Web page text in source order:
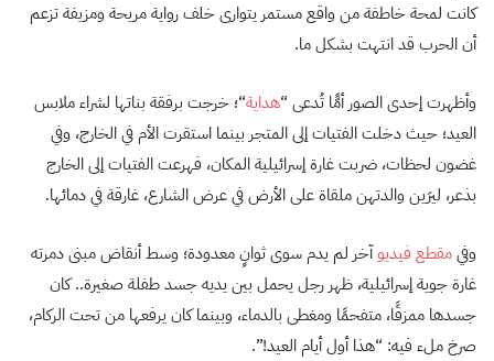
كانت لمحة خاطفة من واقع مستمر يتوارى خلف رواية مريحة ومزيفة تزعم
أن الحرب قد انتهت بشكل ما.
وأظهرت إحدى الصور أمًّا تُدعى “هداية“؛ خرجت برفقة بناتها لشراء ملابس
العيد؛ حيث دخلت الفتيات إلى المتجر بينما استقرت الأم في الخارج، وفي
غضون لحظات، ضربت غارة إسرائيلية المكان، فهرعت الفتيات إلى الخارج
بذعر، ليرَين والدتهن ملقاة على الأرض في عرض الشارع، غارقة في دمائها.
وفيمقطع فيديوآخر لم يدم سوى ثوانٍ معدودة؛ وسط أنقاض مبنى دمرته
غارة جوية إسرائيلية، ظهر رجل يحمل بين يديه جسد طفلة صغيرة.. كان
جسدها ممزقًا، متفحمًا ومغطى بالدماء، وبينما كان يرفعها من تحت الركام،
صرخ ملء فيه: “هذا أول أيام العيد!”.